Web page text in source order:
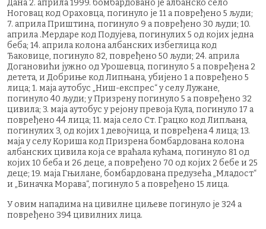
Дана 2. априла 1999. бомбардовано је албанско село
Ноговац код Ораховца, погинуло је 11 а повређено 5 људи;
7. априла Приштина, погинуло 9 а повређено 30 људи; 10.
априла .Мердаре код Подујева, погинулих 5 од којих једна
беба; 14. априла колона албанских избеглица код
Ђаковице, погинуло 82, повређено 50 људи; 24. априла
Догановићи јужно од Урошевца, погинуло 5 а повређена 2
детета, и Добриње код Липњана, убијено 1 а повређено 5
лица; 1. маја аутобус „Ниш-експрес“ у селу Лужане,
погинуло 40 људи; у Призрену погинуло 5 а повређено 32
цивила; 3. маја аутобус у рејону превоја Кула, погинуло 17 а
повређено 44 лица; 11. маја село Ст. Грацко код Липљана,
погинулих 3, од којих 1 девојчица, и повређена 4 лица; 13.
маја у селу Кориша код Призрена бомбардована колона
албанских цивила која се враћала кућама, погинуло 81 од
којих 10 беба и 26 деце, а повређено 70 од којих 2 бебе и 25
деце; 19. маја Гњилане, бомбардована предузећа „Младост“
и „Биначка Морава“, погинуло 5 а повређено 15 лица.
У овим нападима на цивилне циљеве погинуло је 324 а
повређено 394 цивилних лица.